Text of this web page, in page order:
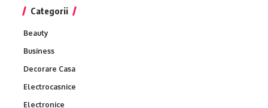
Categorii
Beauty
Business
Decorare Casa
Electrocasnice
Electronice